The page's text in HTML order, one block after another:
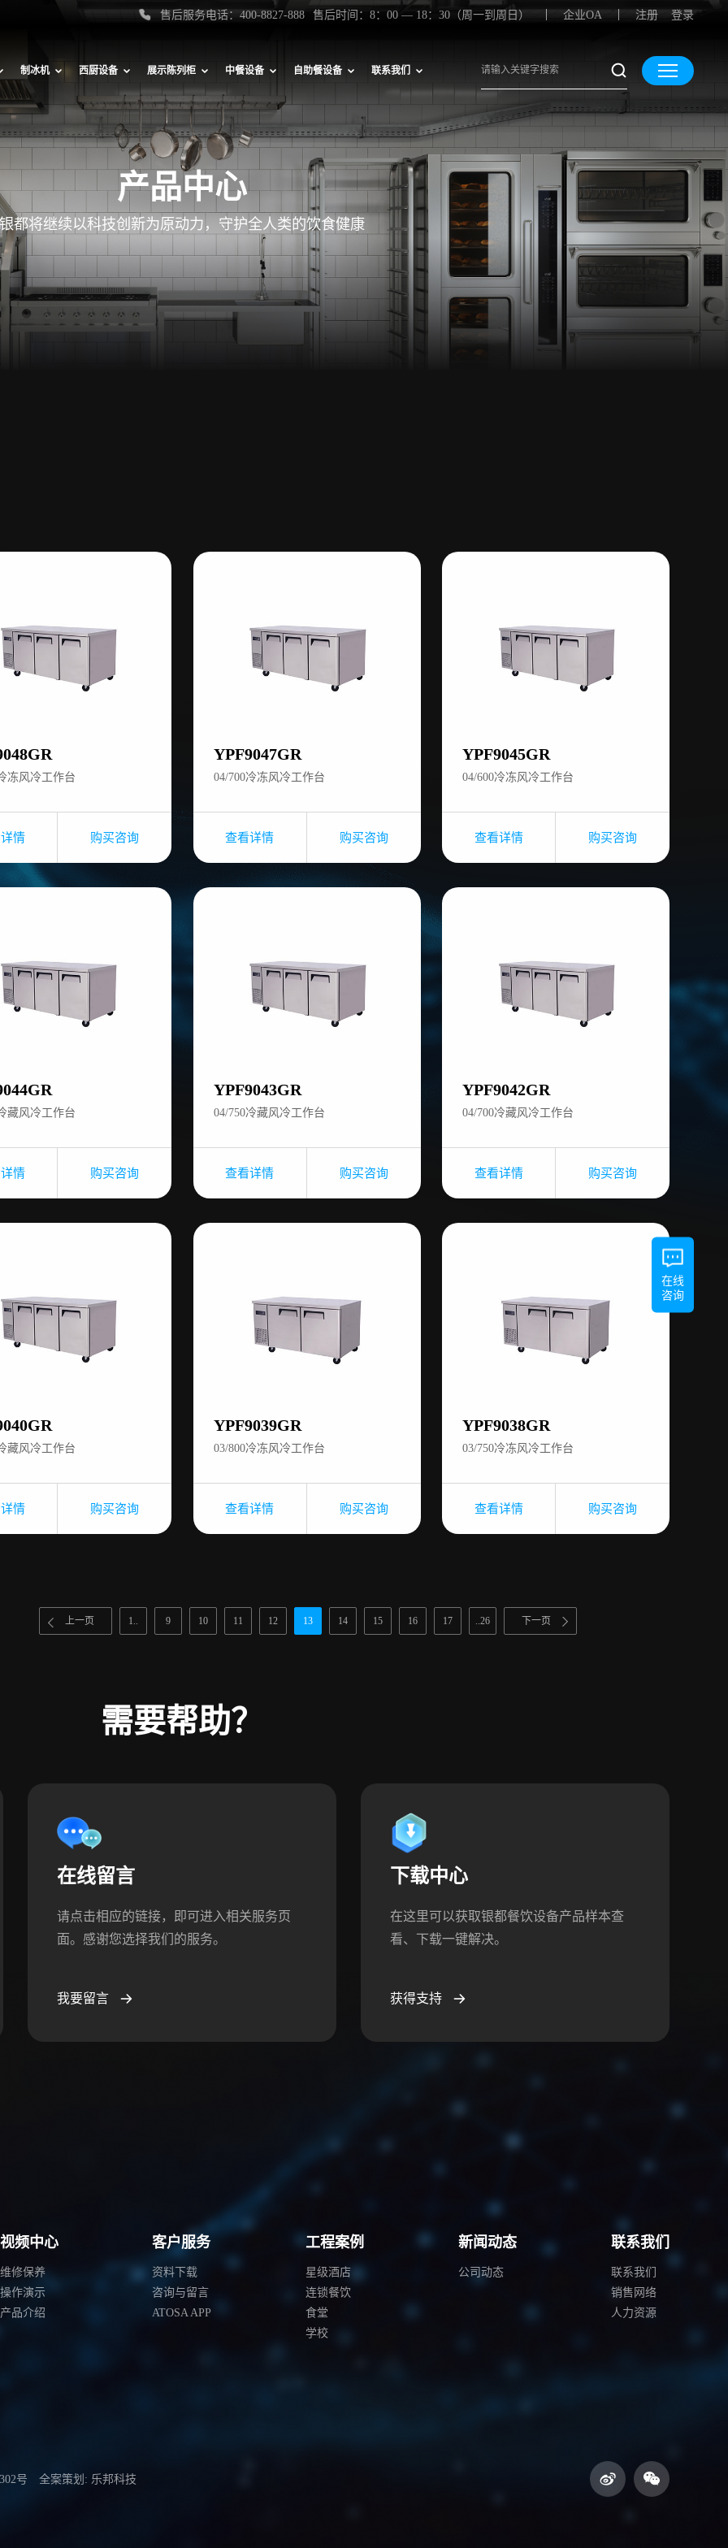
售后服务电话：400-8827-888 售后时间：8：00 — 18：30（周一到周日） 企业OA 注册 登录
制冰机 西厨设备 展示陈列柜 中餐设备 自助餐设备 联系我们
产品中心
银都将继续以科技创新为原动力，守护全人类的饮食健康
冻风冷工作台
情 购买咨询
YPF9047GR
04/700冷冻风冷工作台
查看详情 购买咨询
YPF9045GR
04/600冷冻风冷工作台
查看详情 购买咨询
藏风冷工作台
情 购买咨询
YPF9043GR
04/750冷藏风冷工作台
查看详情 购买咨询
YPF9042GR
04/700冷藏风冷工作台
查看详情 购买咨询
藏风冷工作台
情 购买咨询
YPF9039GR
03/800冷冻风冷工作台
查看详情 购买咨询
YPF9038GR
03/750冷冻风冷工作台
查看详情 购买咨询
上一页 1.. 9 10 11 12 13 14 15 16 17 ..26 下一页
需要帮助？
在线留言
请点击相应的链接，即可进入相关服务页
面。感谢您选择我们的服务。
我要留言
下载中心
在这里可以获取银都餐饮设备产品样本查
看、下载一键解决。
获得支持
视频中心
维修保养
操作演示
产品介绍
客户服务
资料下载
咨询与留言
ATOSA APP
工程案例
星级酒店
连锁餐饮
食堂
学校
新闻动态
公司动态
联系我们
联系我们
销售网络
人力资源
号 全案策划: 乐邦科技
在线
咨询